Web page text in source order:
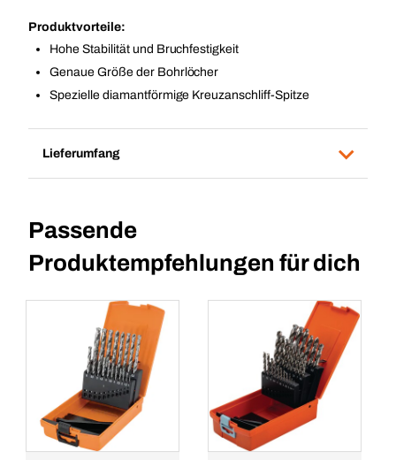
Produktvorteile:
Hohe Stabilität und Bruchfestigkeit
Genaue Größe der Bohrlöcher
Spezielle diamantförmige Kreuzanschliff-Spitze
Lieferumfang
Passende
Produktempfehlungen für dich